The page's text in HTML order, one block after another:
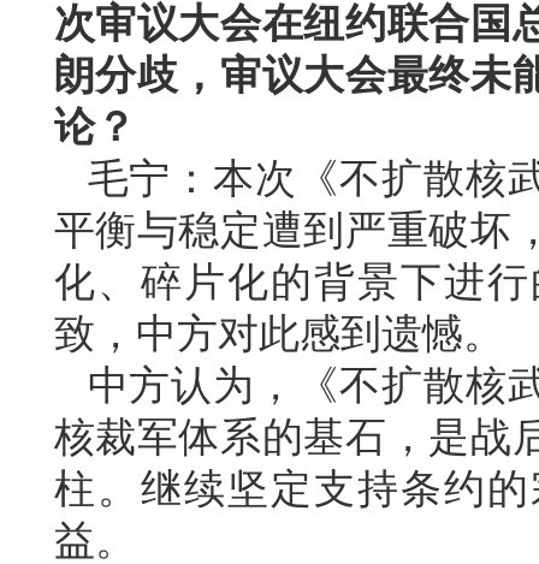
次审议大会在纽约联合国
朗分歧，审议大会最终未
论？
毛宁：本次《不扩散核
平衡与稳定遭到严重破坏
化、碎片化的背景下进
致，中方对此感到遗憾。
中方认为，《不扩散核
核裁军体系的基石，是战
柱。继续坚定支持条约
益。